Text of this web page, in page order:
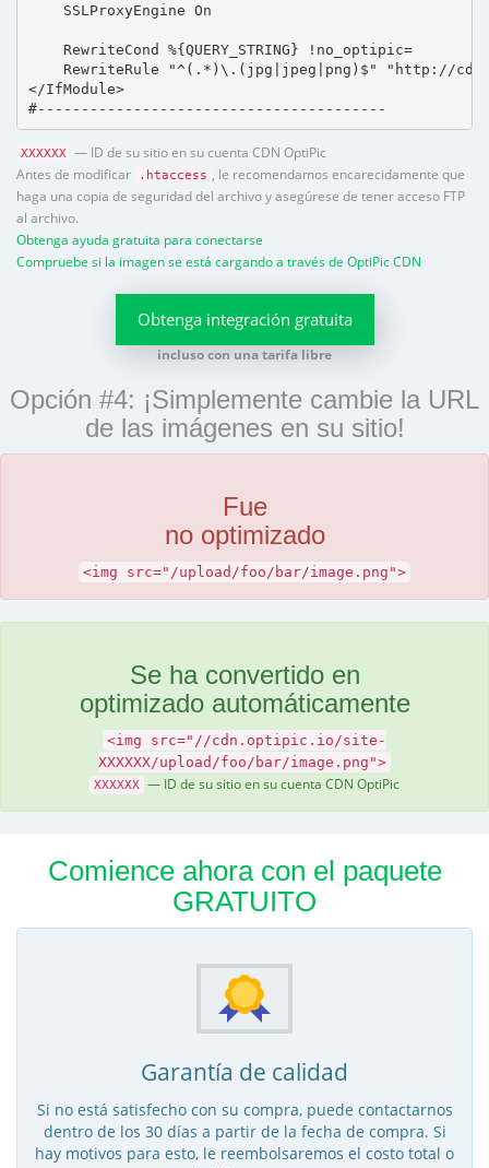
    SSLProxyEngine On
    RewriteCond %{QUERY_STRING} !no_optipic=
RewriteRule "^(.*)\.(jpg|jpeg|png)$" "http://
</IfModule>
#----------------------------------------
XXXXXX — ID de su sitio en su cuenta CDN OptiPic
Antes de modificar
.htaccess
, le recomendamos encarecidamente que
haga una copia de seguridad del archivo y asegúrese de tener acceso FTP
al archivo.
Obtenga ayuda gratuita para conectarse
Compruebe si la imagen se está cargando a través de OptiPic CDN
Obtenga integración gratuita
incluso con una tarifa libre
Opción #4: ¡Simplemente cambie la URL
de las imágenes en su sitio!
Fue
no optimizado
<img src="/upload/foo/bar/image.png">
Se ha convertido en
optimizado automáticamente
<img src="//cdn.optipic.io/site-
XXXXXX/upload/foo/bar/image.png">
XXXXXX — ID de su sitio en su cuenta CDN OptiPic
Comience ahora con el paquete
GRATUITO
Garantía de calidad
Si no está satisfecho con su compra, puede contactarnos
dentro de los 30 días a partir de la fecha de compra. Si
hay motivos para esto, le reembolsaremos el costo total o